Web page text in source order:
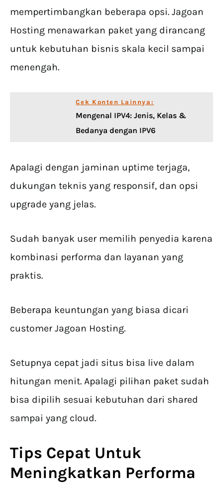
mempertimbangkan beberapa opsi. Jagoan
Hosting menawarkan paket yang dirancang
untuk kebutuhan bisnis skala kecil sampai
menengah.
Cek Konten Lainnya:
Mengenal IPV4: Jenis, Kelas &
Bedanya dengan IPV6
Apalagi dengan jaminan uptime terjaga,
dukungan teknis yang responsif, dan opsi
upgrade yang jelas.
Sudah banyak user memilih penyedia karena
kombinasi performa dan layanan yang
praktis.
Beberapa keuntungan yang biasa dicari
customer Jagoan Hosting.
Setupnya cepat jadi situs bisa live dalam
hitungan menit. Apalagi pilihan paket sudah
bisa dipilih sesuai kebutuhan dari shared
sampai yang cloud.
Tips Cepat Untuk
Meningkatkan Performa